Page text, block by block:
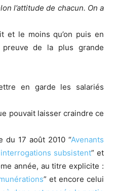
l’attitude de chacun. On a
et le moins qu’on puis en
preuve de la plus grande
en garde les salariés
pouvait laisser craindre ce
du 17 août 2010 “Avenants
subsistent” et
année, au titre explicite :
” et encore celui